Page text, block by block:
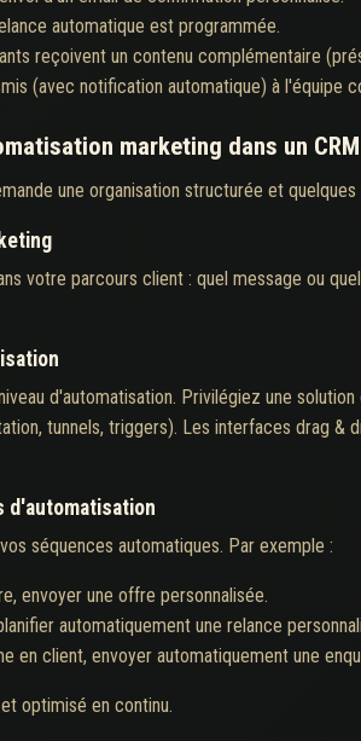
automatique est programmée.
reçoivent un contenu complémentaire
(avec notification automatique) à l'équipe
marketing dans un
une organisation structurée et
votre parcours client : quel message ou
d'automatisation. Privilégiez une
tunnels, triggers). Les interfaces drag
d'automatisation
séquences automatiques. Par exemple :
envoyer une offre personnalisée.
automatiquement une relance
en client, envoyer automatiquement une
optimisé en continu.